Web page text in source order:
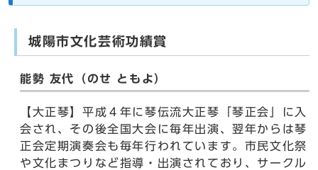
城陽市文化芸術功績賞
能勢 友代（のせ ともよ）
【大正琴】平成４年に琴伝流大正琴「琴正会」に入
会され、その後全国大会に毎年出演、翌年からは琴
正会定期演奏会も毎年行われています。市民文化祭
や文化まつりなど指導・出演されており、サークル